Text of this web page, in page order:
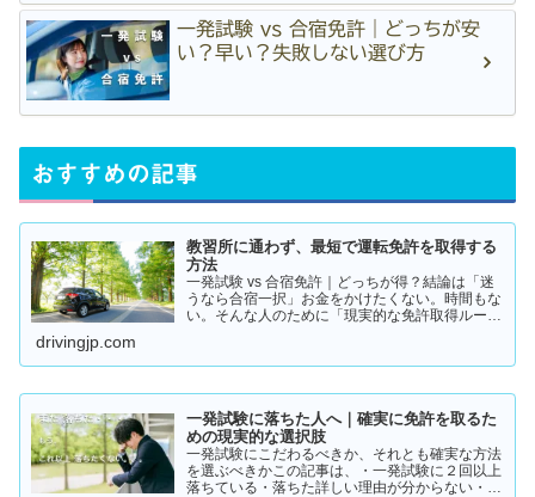
一発試験 vs 合宿免許｜どっちが安
い？早い？失敗しない選び方
おすすめの記事
教習所に通わず、最短で運転免許を取得する
方法
一発試験 vs 合宿免許｜どっちが得？結論は「迷
うなら合宿一択」お金をかけたくない。時間もな
い。そんな人のために「現実的な免許取得ルー
2つです。・一発試験…
drivingjp.com
一発試験に落ちた人へ｜確実に免許を取るた
めの現実的な選択肢
一発試験にこだわるべきか、それとも確実な方法
を選ぶべきかこの記事は、・一発試験に２回以上
落ちている・落ちた詳しい理由が分からない・こ